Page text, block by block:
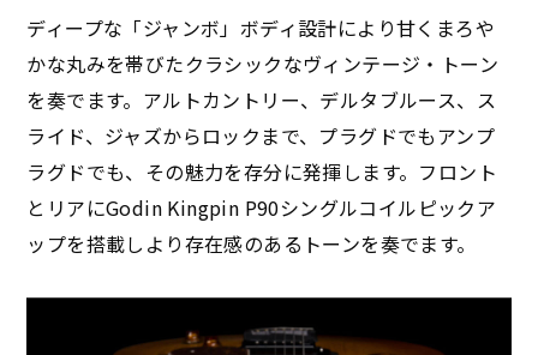
ディープな「ジャンボ」ボディ設計により甘くまろや
かな丸みを帯びたクラシックなヴィンテージ・トーン
を奏でます。アルトカントリー、デルタブルース、ス
ライド、ジャズからロックまで、プラグドでもアンプ
ラグドでも、その魅力を存分に発揮します。フロント
とリアにGodin Kingpin P90シングルコイルピックア
ップを搭載しより存在感のあるトーンを奏でます。